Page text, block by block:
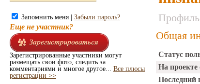
Запомнить меня | Забыли пароль?
Еще не участник?
Зарегистрированные участники могут
размещать свои фото, следить за
комментариями и многое другое... Все плюсы
регистрации >>
Профиль
Общая
Статус
На проекте
Последний